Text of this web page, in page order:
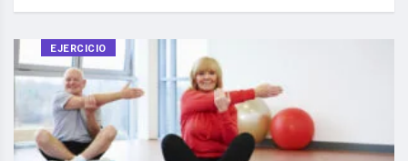
EJERCICIO